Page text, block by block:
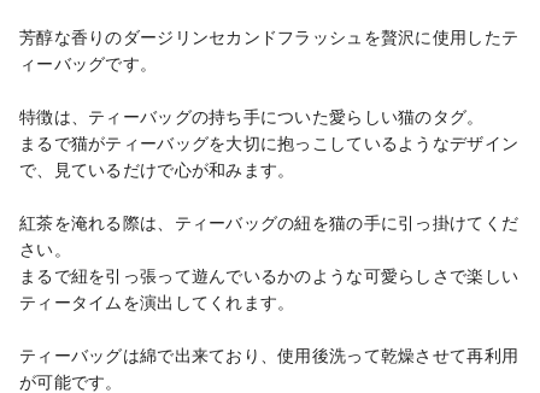
芳醇な香りのダージリンセカンドフラッシュを贅沢に使用したテ
ィーバッグです。
特徴は、ティーバッグの持ち手についた愛らしい猫のタグ。
まるで猫がティーバッグを大切に抱っこしているようなデザイン
で、見ているだけで心が和みます。
紅茶を淹れる際は、ティーバッグの紐を猫の手に引っ掛けてくだ
さい。
まるで紐を引っ張って遊んでいるかのような可愛らしさで楽しい
ティータイムを演出してくれます。
ティーバッグは綿で出来ており、使用後洗って乾燥させて再利用
が可能です。